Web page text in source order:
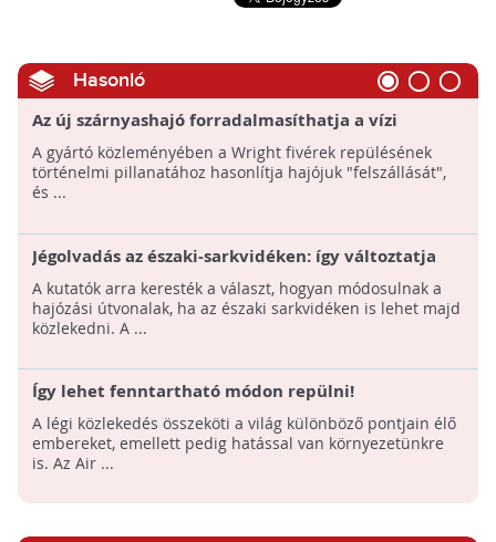
Hasonló
Az új szárnyashajó forradalmasíthatja a vízi
közlekedést
A gyártó közleményében a Wright fivérek repülésének
történelmi pillanatához hasonlítja hajójuk "felszállását",
és ...
Jégolvadás az északi-sarkvidéken: így változtatja
meg a hajózási útvonalakat
A kutatók arra keresték a választ, hogyan módosulnak a
hajózási útvonalak, ha az északi sarkvidéken is lehet majd
közlekedni. A ...
Így lehet fenntartható módon repülni!
A légi közlekedés összeköti a világ különböző pontjain élő
embereket, emellett pedig hatással van környezetünkre
is. Az Air ...